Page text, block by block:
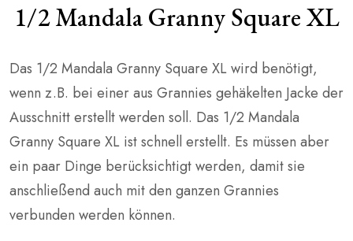
1/2 Mandala Granny Square XL
Das 1/2 Mandala Granny Square XL wird benötigt,
wenn z.B. bei einer aus Grannies gehäkelten Jacke der
Ausschnitt erstellt werden soll. Das 1/2 Mandala
Granny Square XL ist schnell erstellt. Es müssen aber
ein paar Dinge berücksichtigt werden, damit sie
anschließend auch mit den ganzen Grannies
verbunden werden können.